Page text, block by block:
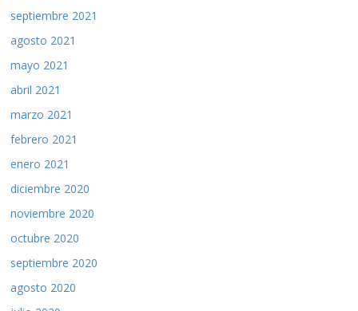
septiembre 2021
agosto 2021
mayo 2021
abril 2021
marzo 2021
febrero 2021
enero 2021
diciembre 2020
noviembre 2020
octubre 2020
septiembre 2020
agosto 2020